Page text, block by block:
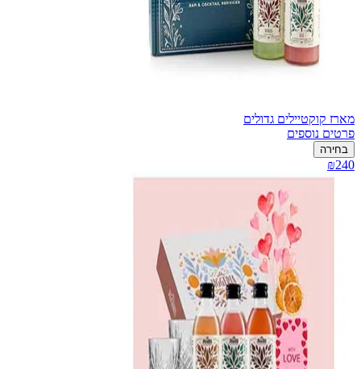
מארז קוקטיילים גדולים
פרטים נוספים
בחירה
₪240